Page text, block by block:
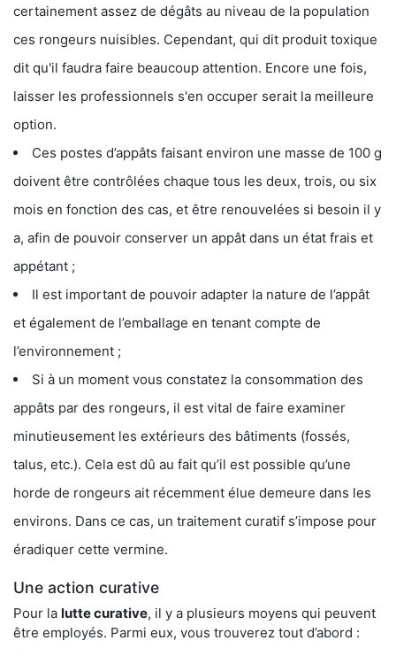
certainement assez de dégâts au niveau de la population
ces rongeurs nuisibles. Cependant, qui dit produit toxique
dit qu'il faudra faire beaucoup attention. Encore une fois,
laisser les professionnels s'en occuper serait la meilleure
option.
Ces postes d’appâts faisant environ une masse de 100 g
doivent être contrôlées chaque tous les deux, trois, ou six
mois en fonction des cas, et être renouvelées si besoin il y
a, afin de pouvoir conserver un appât dans un état frais et
appétant ;
Il est important de pouvoir adapter la nature de l’appât
et également de l’emballage en tenant compte de
l’environnement ;
Si à un moment vous constatez la consommation des
appâts par des rongeurs, il est vital de faire examiner
minutieusement les extérieurs des bâtiments (fossés,
talus, etc.). Cela est dû au fait qu’il est possible qu’une
horde de rongeurs ait récemment élue demeure dans les
environs. Dans ce cas, un traitement curatif s’impose pour
éradiquer cette vermine.
Une action curative
Pour la lutte curative, il y a plusieurs moyens qui peuvent
être employés. Parmi eux, vous trouverez tout d’abord :